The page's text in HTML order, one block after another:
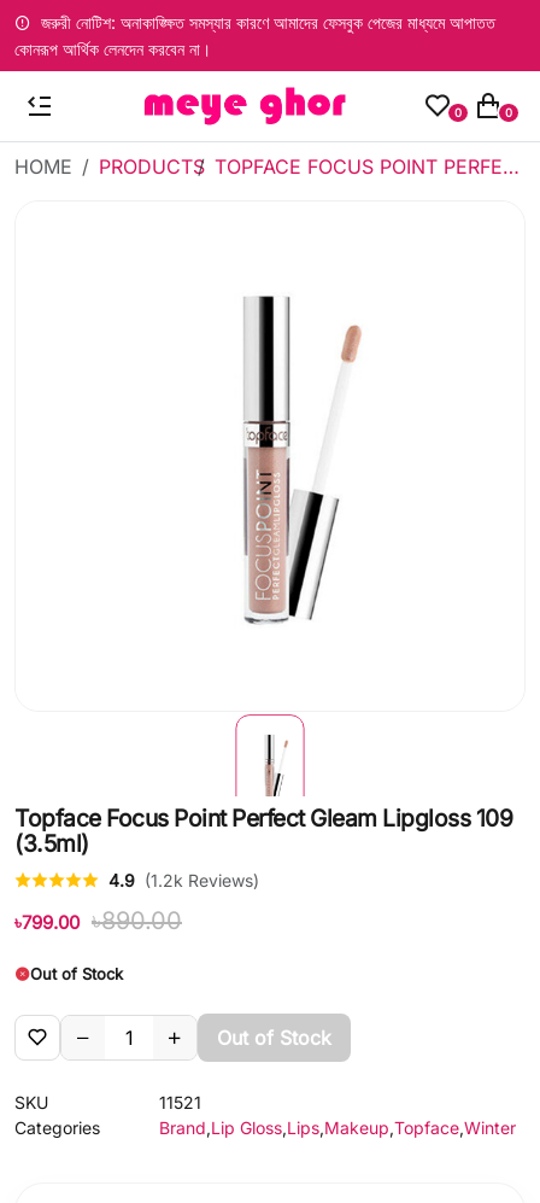
জরুরী নোটিশ: অনাকাঙ্ক্ষিত সমস্যার কারণে আমাদের ফেসবুক পেজের মাধ্যমে আপাতত
কোনরূপ আর্থিক লেনদেন করবেন না।
0 0
HOME PRODUCTS TOPFACE FOCUS POINT PERFECT GLEAM LIPGLOSS 109 (3.5ML)
Topface Focus Point Perfect Gleam Lipgloss 109
(3.5ml)
4.9 (1.2k Reviews)
৳799.00 ৳890.00
Out of Stock
Out of Stock
SKU
11521
Categories
Brand,Lip Gloss,Lips,Makeup,Topface,Winter